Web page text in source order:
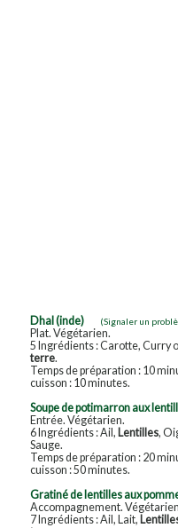
Dhal (inde) (Signaler un
Plat. Végétarien.
5 Ingrédients : Carotte, Curry
terre.
Temps de préparation : 10
cuisson : 10 minutes.
Soupe de potimarron aux
Entrée. Végétarien.
6 Ingrédients : Ail, Lentilles,
Sauge.
Temps de préparation : 20
cuisson : 50 minutes.
Gratiné de lentilles aux
Accompagnement.
7 Ingrédients : Ail, Lait,